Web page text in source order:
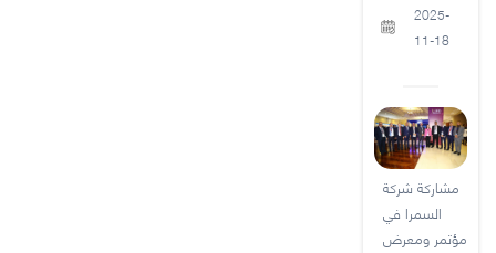
2025-
11-18
مشاركة شركة
السمرا في
مؤتمر ومعرض